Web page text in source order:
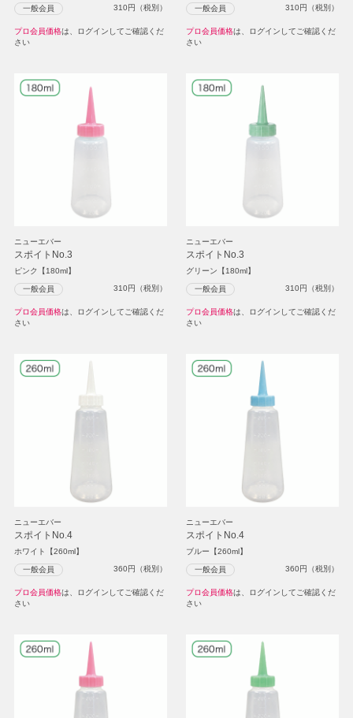
一般会員 310円（税別）
プロ会員価格は、ログインしてご確認くだ
さい
一般会員 310円（税別）
プロ会員価格は、ログインしてご確認くだ
さい
ニューエバー
スポイトNo.3
ピンク【180ml】
一般会員 310円（税別）
プロ会員価格は、ログインしてご確認くだ
さい
ニューエバー
スポイトNo.3
グリーン【180ml】
一般会員 310円（税別）
プロ会員価格は、ログインしてご確認くだ
さい
ニューエバー
スポイトNo.4
ホワイト【260ml】
一般会員 360円（税別）
プロ会員価格は、ログインしてご確認くだ
さい
ニューエバー
スポイトNo.4
ブルー【260ml】
一般会員 360円（税別）
プロ会員価格は、ログインしてご確認くだ
さい